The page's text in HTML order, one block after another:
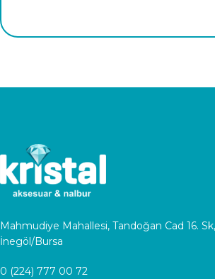
Mahmudiye Mahallesi, Tandoğan Cad 16.
İnegöl/Bursa
0 (224) 777 00 72